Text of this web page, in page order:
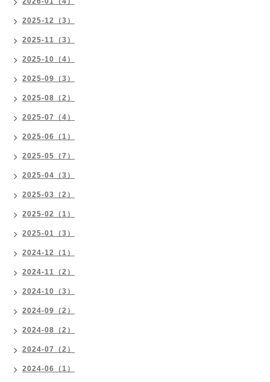
2025-12（3）
2025-11（3）
2025-10（4）
2025-09（3）
2025-08（2）
2025-07（4）
2025-06（1）
2025-05（7）
2025-04（3）
2025-03（2）
2025-02（1）
2025-01（3）
2024-12（1）
2024-11（2）
2024-10（3）
2024-09（2）
2024-08（2）
2024-07（2）
2024-06（1）